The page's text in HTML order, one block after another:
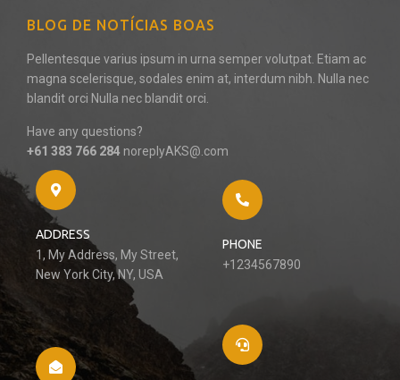
BLOG DE NOTÍCIAS BOAS
Pellentesque varius ipsum in urna semper volutpat. Etiam ac
magna scelerisque, sodales enim at, interdum nibh. Nulla nec
blandit orci Nulla nec blandit orci.
Have any questions?
+61 383 766 284 noreplyAKS@.com
ADDRESS
1, My Address, My Street,
New York City, NY, USA
PHONE
+1234567890